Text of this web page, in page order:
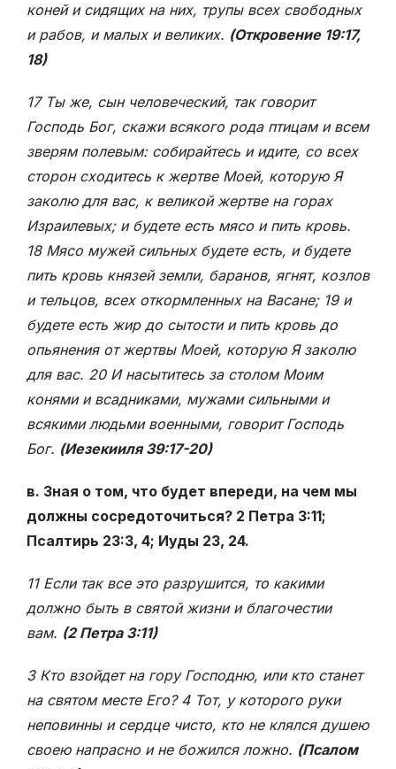
коней и сидящих на них, трупы всех свободных
и рабов, и малых и великих. (Откровение 19:17,
18)
17 Ты же, сын человеческий, так говорит
Господь Бог, скажи всякого рода птицам и всем
зверям полевым: собирайтесь и идите, со всех
сторон сходитесь к жертве Моей, которую Я
заколю для вас, к великой жертве на горах
Израилевых; и будете есть мясо и пить кровь.
18 Мясо мужей сильных будете есть, и будете
пить кровь князей земли, баранов, ягнят, козлов
и тельцов, всех откормленных на Васане; 19 и
будете есть жир до сытости и пить кровь до
опьянения от жертвы Моей, которую Я заколю
для вас. 20 И насытитесь за столом Моим
конями и всадниками, мужами сильными и
всякими людьми военными, говорит Господь
Бог. (Иезекииля 39:17-20)
в. Зная о том, что будет впереди, на чем мы
должны сосредоточиться? 2 Петра 3:11;
Псалтирь 23:3, 4; Иуды 23, 24.
11 Если так все это разрушится, то какими
должно быть в святой жизни и благочестии
вам. (2 Петра 3:11)
3 Кто взойдет на гору Господню, или кто станет
на святом месте Его? 4 Тот, у которого руки
неповинны и сердце чисто, кто не клялся душею
своею напрасно и не божился ложно. (Псалом